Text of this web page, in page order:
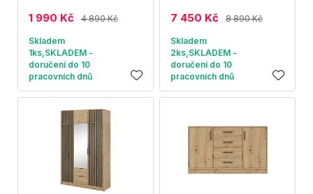
1 990 Kč 4 890 Kč
Skladem
1ks,SKLADEM -
doručení do 10
pracovních dnů
7 450 Kč 8 890 Kč
Skladem
2ks,SKLADEM -
doručení do 10
pracovních dnů